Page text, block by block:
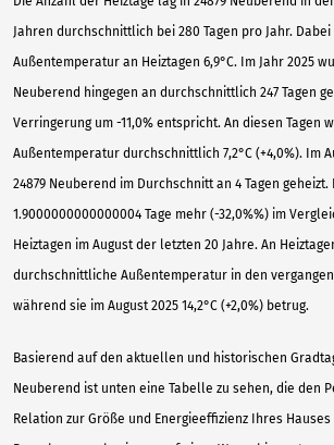
Jahren durchschnittlich bei 280 Tagen pro Jahr.
Außentemperatur an Heiztagen 6,9°C. Im Jahr 2025
Neuberend hingegen an durchschnittlich 247 Tagen
Verringerung um -11,0% entspricht. An diesen Tagen
Außentemperatur durchschnittlich 7,2°C (+4,0%). Im
24879 Neuberend im Durchschnitt an 4 Tagen geheizt.
1.9000000000000004 Tage mehr (-32,0%%) im
Heiztagen im August der letzten 20 Jahre. An
durchschnittliche Außentemperatur in den
während sie im August 2025 14,2°C (+2,0%) betrug.
Basierend auf den aktuellen und historischen
Neuberend ist unten eine Tabelle zu sehen, die den
Relation zur Größe und Energieeffizienz Ihres